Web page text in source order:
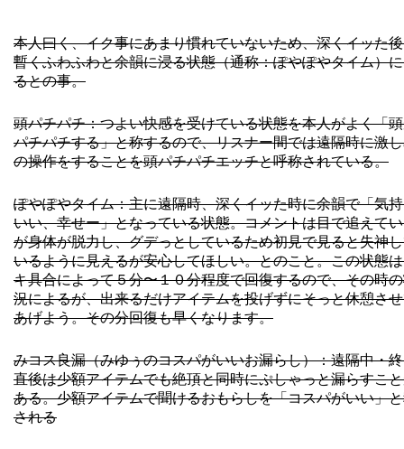
本人曰く、イク事にあまり慣れていないため、深くイッた
暫くふわふわと余韻に浸る状態（通称：ぽやぽやタイム）
るとの事。
頭パチパチ：つよい快感を受けている状態を本人がよく「
パチパチする」と称するので、リスナー間では遠隔時に激
の操作をすることを頭パチパチエッチと呼称されている。
ぽやぽやタイム：主に遠隔時、深くイッた時に余韻で「気
いい、幸せー」となっている状態。コメントは目で追えて
が身体が脱力し、グデっとしているため初見で見ると失神
いるように見えるが安心してほしい。とのこと。この状態
キ具合によって５分〜１０分程度で回復するので、その時
況によるが、出来るだけアイテムを投げずにそっと休憩さ
あげよう。その分回復も早くなります。
みコス良漏（みゆぅのコスパがいいお漏らし）：遠隔中・
直後は少額アイテムでも絶頂と同時にぷしゃっと漏らすこ
ある。少額アイテムで聞けるおもらしを「コスパがいい」
される